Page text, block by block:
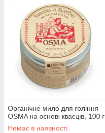
Органічне мило для гоління
OSMA на основі квасців, 100 г
Немає в наявності